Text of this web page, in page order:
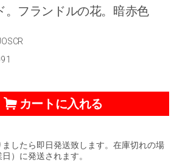
。フランドルの花。暗赤色
カートに入れる
したら即日発送致します。在庫切れの場
）に発送されます。